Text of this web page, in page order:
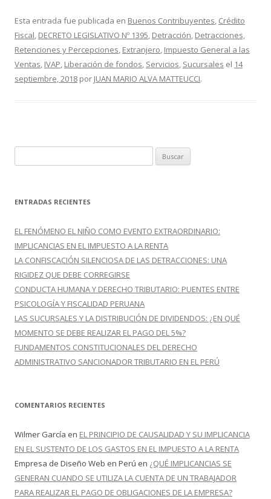
e
b
o
o
itt
er
m
p
ar
ti
Esta entrada fue publicada en Buenos Contribuyentes, Crédito
Fiscal, DECRETO LEGISLATIVO Nº 1395, Detracción, Detracciones,
Retenciones y Percepciones, Extranjero, Impuesto General a las
Ventas, IVAP, Liberación de fondos, Servicios, Sucursales el 14
septiembre, 2018 por JUAN MARIO ALVA MATTEUCCI.
u
c
r
:
ENTRADAS RECIENTES
EL FENÓMENO EL NIÑO COMO EVENTO EXTRAORDINARIO:
IMPLICANCIAS EN EL IMPUESTO A LA RENTA
LA CONFISCACIÓN SILENCIOSA DE LAS DETRACCIONES: UNA
RIGIDEZ QUE DEBE CORREGIRSE
CONDUCTA HUMANA Y DERECHO TRIBUTARIO: PUENTES ENTRE
PSICOLOGÍA Y FISCALIDAD PERUANA
LAS SUCURSALES Y LA DISTRIBUCIÓN DE DIVIDENDOS: ¿EN QUÉ
MOMENTO SE DEBE REALIZAR EL PAGO DEL 5%?
FUNDAMENTOS CONSTITUCIONALES DEL DERECHO
ADMINISTRATIVO SANCIONADOR TRIBUTARIO EN EL PERÚ
COMENTARIOS RECIENTES
Wilmer García en EL PRINCIPIO DE CAUSALIDAD Y SU IMPLICANCIA
EN EL SUSTENTO DE LOS GASTOS EN EL IMPUESTO A LA RENTA
Empresa de Diseño Web en Perú en ¿QUÉ IMPLICANCIAS SE
GENERAN CUANDO SE UTILIZA LA CUENTA DE UN TRABAJADOR
PARA REALIZAR EL PAGO DE OBLIGACIONES DE LA EMPRESA?